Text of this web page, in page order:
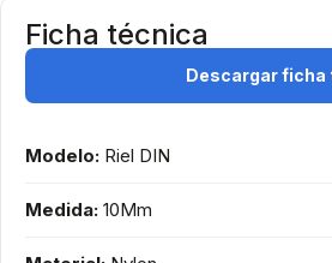
Ficha técnica
Descargar ficha
Modelo: Riel DIN
Medida: 10Mm